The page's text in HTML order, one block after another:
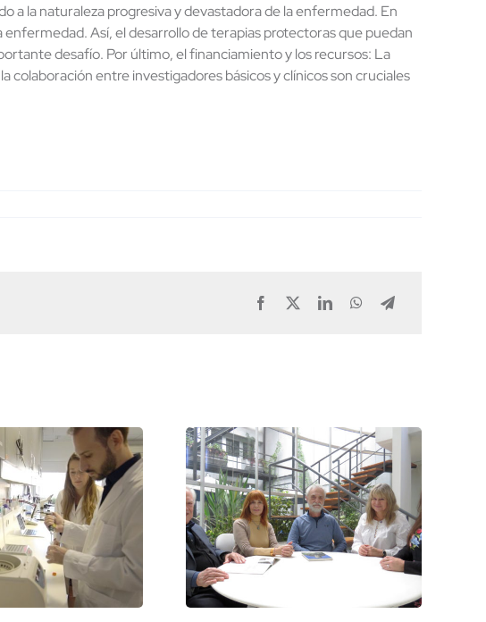
a la naturaleza progresiva y devastadora de la enfermedad. En
Así, el desarrollo de terapias protectoras que puedan
desafío. Por último, el financiamiento y los recursos: La
entre investigadores básicos y clínicos son cruciales
Facebook LinkedInWhatsAppTelegram